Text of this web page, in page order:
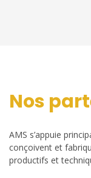
Nos
AMS s’appuie
conçoivent et
productifs et